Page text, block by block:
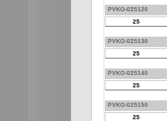
PVKO-025120
25
PVKO-025130
25
PVKO-025140
25
PVKO-025150
25